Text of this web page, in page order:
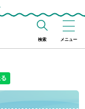
検索 メニュー